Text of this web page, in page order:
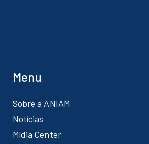
Menu
Sobre a ANIAM
Notícias
Mídia Center